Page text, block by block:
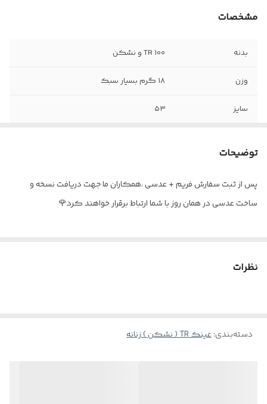
مشخصات
بدنه TR 100 و نشکن
وزن ۱۸ گرم بسیار سبک
سایز ۵۳
جنس لولا
توضیحات
پس از ثبت سفارش فریم + عدسی ،همکاران ما جهت دریافت نسخه و
ساخت عدسی در همان روز با شما ارتباط برقرار خواهند کرد🌹
نظرات
دسته‌بندی:عینک TR ( نشکن ) زنانه